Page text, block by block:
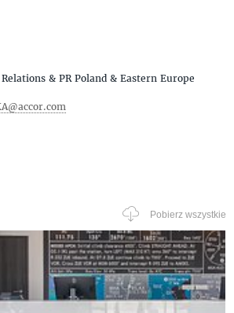
& PR Poland & Eastern Europe
Pobierz wszystkie